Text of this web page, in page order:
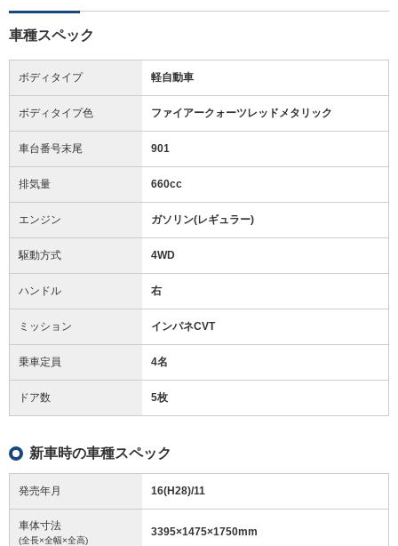
車種スペック
ボディタイプ 軽自動車
ボディタイプ色 ファイアークォーツレッドメタリック
車台番号末尾 901
排気量 660cc
エンジン ガソリン(レギュラー)
駆動方式 4WD
ハンドル 右
ミッション インパネCVT
乗車定員 4名
ドア数 5枚
新車時の車種スペック
発売年月 16(H28)/11
車体寸法
(全長×全幅×全高)
3395×1475×1750mm